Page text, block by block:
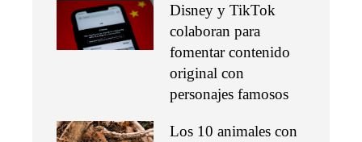
Disney y TikTok
colaboran para
fomentar contenido
original con
personajes famosos
Los 10 animales con